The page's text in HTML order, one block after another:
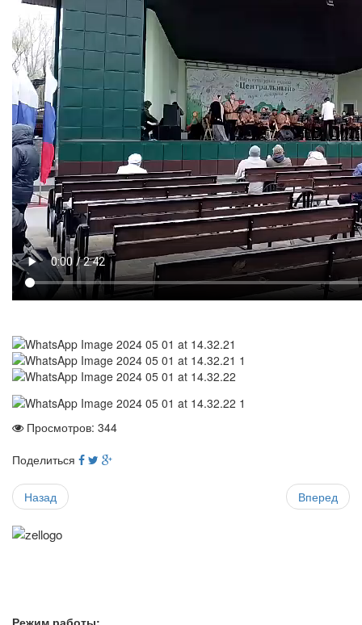
Просмотров: 344
Поделиться
Назад Вперед
Режим работы: